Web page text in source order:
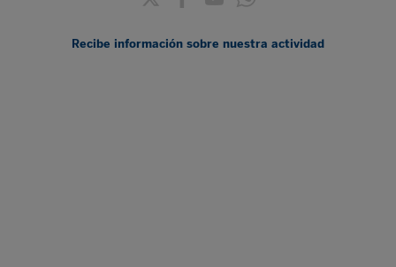
Recibe información sobre nuestra actividad